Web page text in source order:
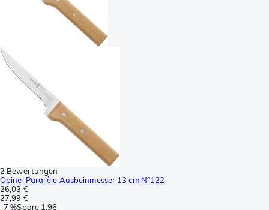
2 Bewertungen
Opinel Parallèle Ausbeinmesser 13 cm N°122
26,03 €
27,99 €
-7 %Spare 1,96